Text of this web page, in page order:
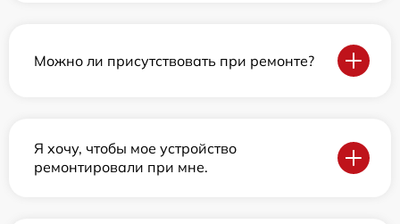
Можно ли присутствовать при ремонте?
Я хочу, чтобы мое устройство
ремонтировали при мне.